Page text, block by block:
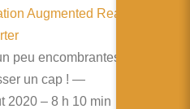
Augmented Reality
peu encombrantes ? Avec le
un cap ! —
2020 – 8 h 10 min